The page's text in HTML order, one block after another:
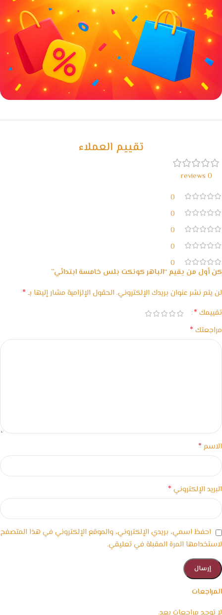
خصومات كبيرة
تقييم العملاء
0 reviews
0
0
0
0
0
المراجعات
كن أول من يقيم “الباهر كونكت بلس خامسة ابتدائي”
لن يتم نشر عنوان بريدك الإلكتروني. الحقول الإلزامية مشار إليها بـ*
تقييمك *
مراجعتك *
الاسم *
البريد الإلكتروني *
احفظ اسمي، بريدي الإلكتروني، والموقع الإلكتروني في هذا المتصفح
لاستخدامها المرة المقبلة في تعليقي.